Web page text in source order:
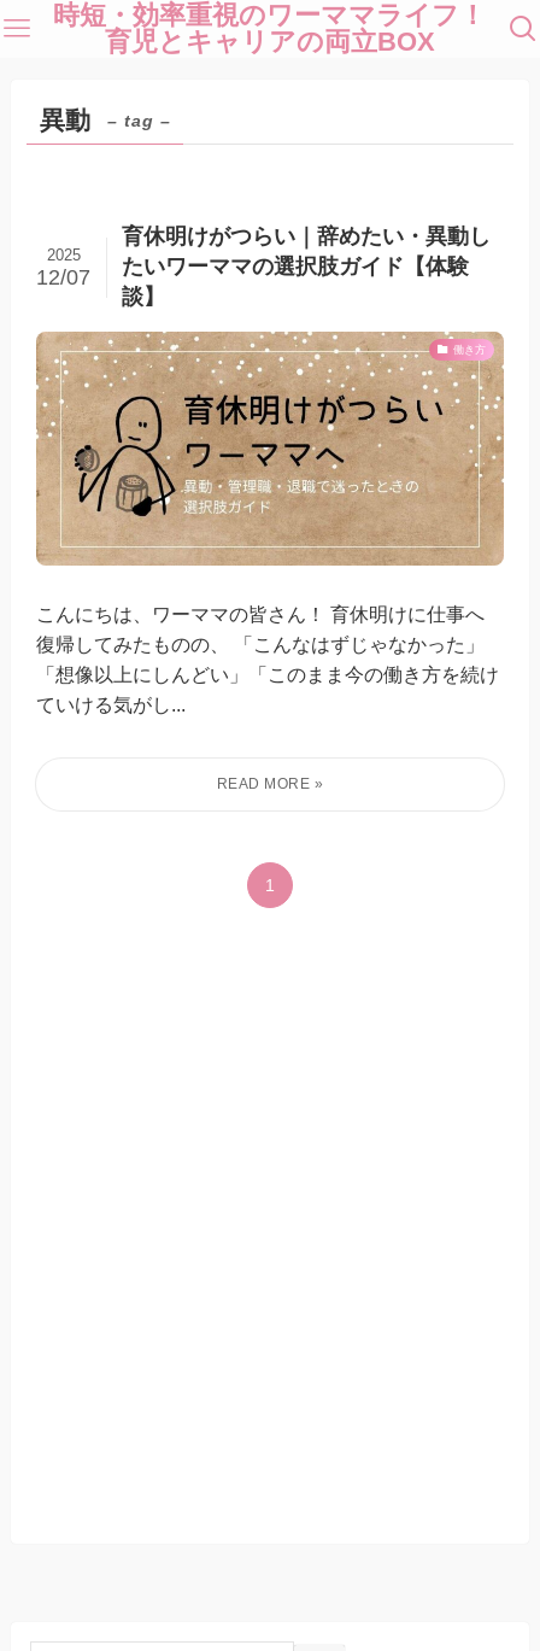
時短・効率重視のワーママライフ！
育児とキャリアの両立BOX
異動 – tag –
育休明けがつらい｜辞めたい・異動し
たいワーママの選択肢ガイド【体験
談】
2025
12/07
働き方
こんにちは、ワーママの皆さん！ 育休明けに仕事へ
復帰してみたものの、 「こんなはずじゃなかった」
「想像以上にしんどい」「このまま今の働き方を続け
ていける気がし...
1